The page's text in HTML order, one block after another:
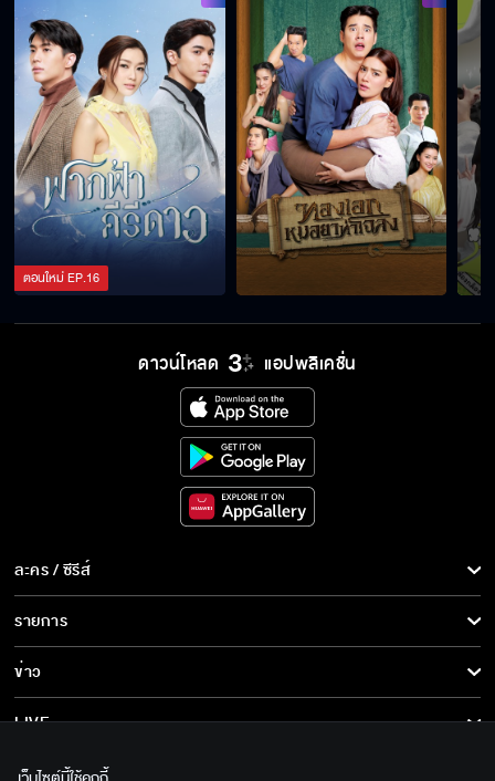
ลูกที่เกิดมาจากความผิดพลาด
ผมคือเต้าหู้ ตุ๊กตาหมีของพี่
มึงจงใจยุ่งแต่เรื่องสำคัญของกู
ขอทำตามบทที่มึงเขียนไว้
หายบ้าซะที คุณแสนเขาเป็นผัวฉัน
ลองหน่อยสิฮะ น้ำลำยอง
ตอนใหม่EP.16
ดาวน์โหลด แอปพลิเคชั่น
ละคร / ซีรีส์
ละคร/ซีรีส์
ซีรีส์นานาชาติ
การ์ตูน & เกม
รายการ
รายการทั้งหมด
ข่าว
ข่าวทั้งหมด
LIVE
เกี่ยวกับเรา